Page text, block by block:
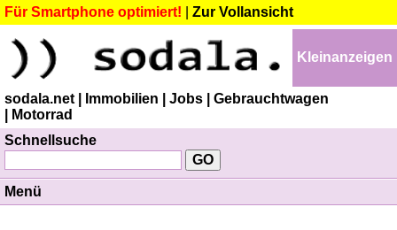
Für Smartphone optimiert! Zur Vollansicht
Kleinanzeigen
sodala.net | Immobilien | Jobs
| Gebrauchtwagen
| Motorrad
Schnellsuche
Menü